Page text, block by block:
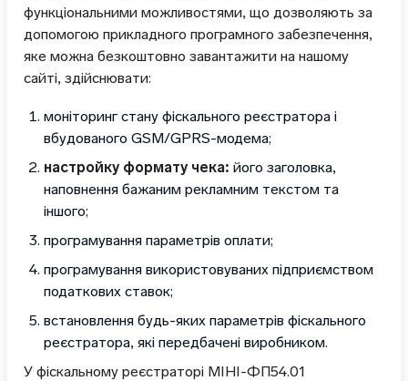
функціональними можливостями, що дозволяють за
допомогою прикладного програмного забезпечення,
яке можна безкоштовно завантажити на нашому
сайті, здійснювати:
моніторинг стану фіскального реєстратора і
вбудованого GSM/GPRS-модема;
настройку формату чека: його заголовка,
наповнення бажаним рекламним текстом та
іншого;
програмування параметрів оплати;
програмування використовуваних підприємством
податкових ставок;
встановлення будь-яких параметрів фіскального
реєстратора, які передбачені виробником.
У фіскальному реєстраторі МІНІ-ФП54.01